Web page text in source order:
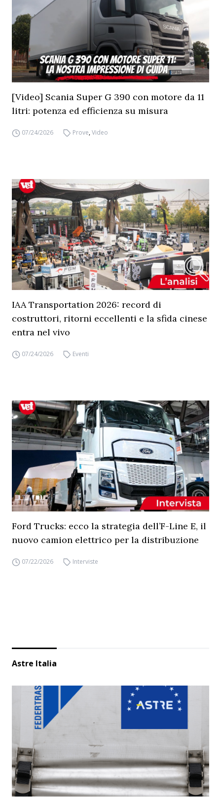
[Video] Scania Super G 390 con motore da 11
litri: potenza ed efficienza su misura
07/24/2026 Prove,Video
IAA Transportation 2026: record di
costruttori, ritorni eccellenti e la sfida cinese
entra nel vivo
07/24/2026 Eventi
Ford Trucks: ecco la strategia dell’F-Line E, il
nuovo camion elettrico per la distribuzione
07/22/2026 Interviste
Astre Italia